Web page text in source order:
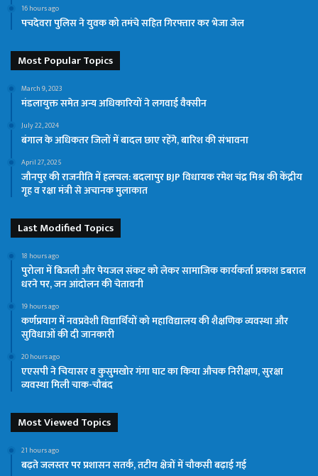
16 hours ago
पचदेवरा पुलिस ने युवक को तमंचे सहित गिरफ्तार कर भेजा जेल
Most Popular Topics
March 9, 2023
मंडलायुक्त समेत अन्य अधिकारियों ने लगवाई वैक्सीन
July 22, 2024
बंगाल के अधिकतर जिलों में बादल छाए रहेंगे, बारिश की संभावना
April 27, 2025
जौनपुर की राजनीति में हलचल: बदलापुर BJP विधायक रमेश चंद्र मिश्र की केंद्रीय
गृह व रक्षा मंत्री से अचानक मुलाकात
Last Modified Topics
18 hours ago
पुरोला में बिजली और पेयजल संकट को लेकर सामाजिक कार्यकर्ता प्रकाश डबराल
धरने पर, जन आंदोलन की चेतावनी
19 hours ago
कर्णप्रयाग में नवप्रवेशी विद्यार्थियों को महाविद्यालय की शैक्षणिक व्यवस्था और
सुविधाओं की दी जानकारी
20 hours ago
एएसपी ने चियासर व कुसुमखोर गंगा घाट का किया औचक निरीक्षण, सुरक्षा
व्यवस्था मिली चाक-चौबंद
Most Viewed Topics
21 hours ago
बढ़ते जलस्तर पर प्रशासन सतर्क, तटीय क्षेत्रों में चौकसी बढ़ाई गई